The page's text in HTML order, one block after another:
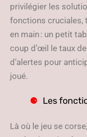
privilégier les
fonctions cruciales,
en main : un petit
coup d’œil le taux
d’alertes pour
joué.
Les
Là où le jeu se